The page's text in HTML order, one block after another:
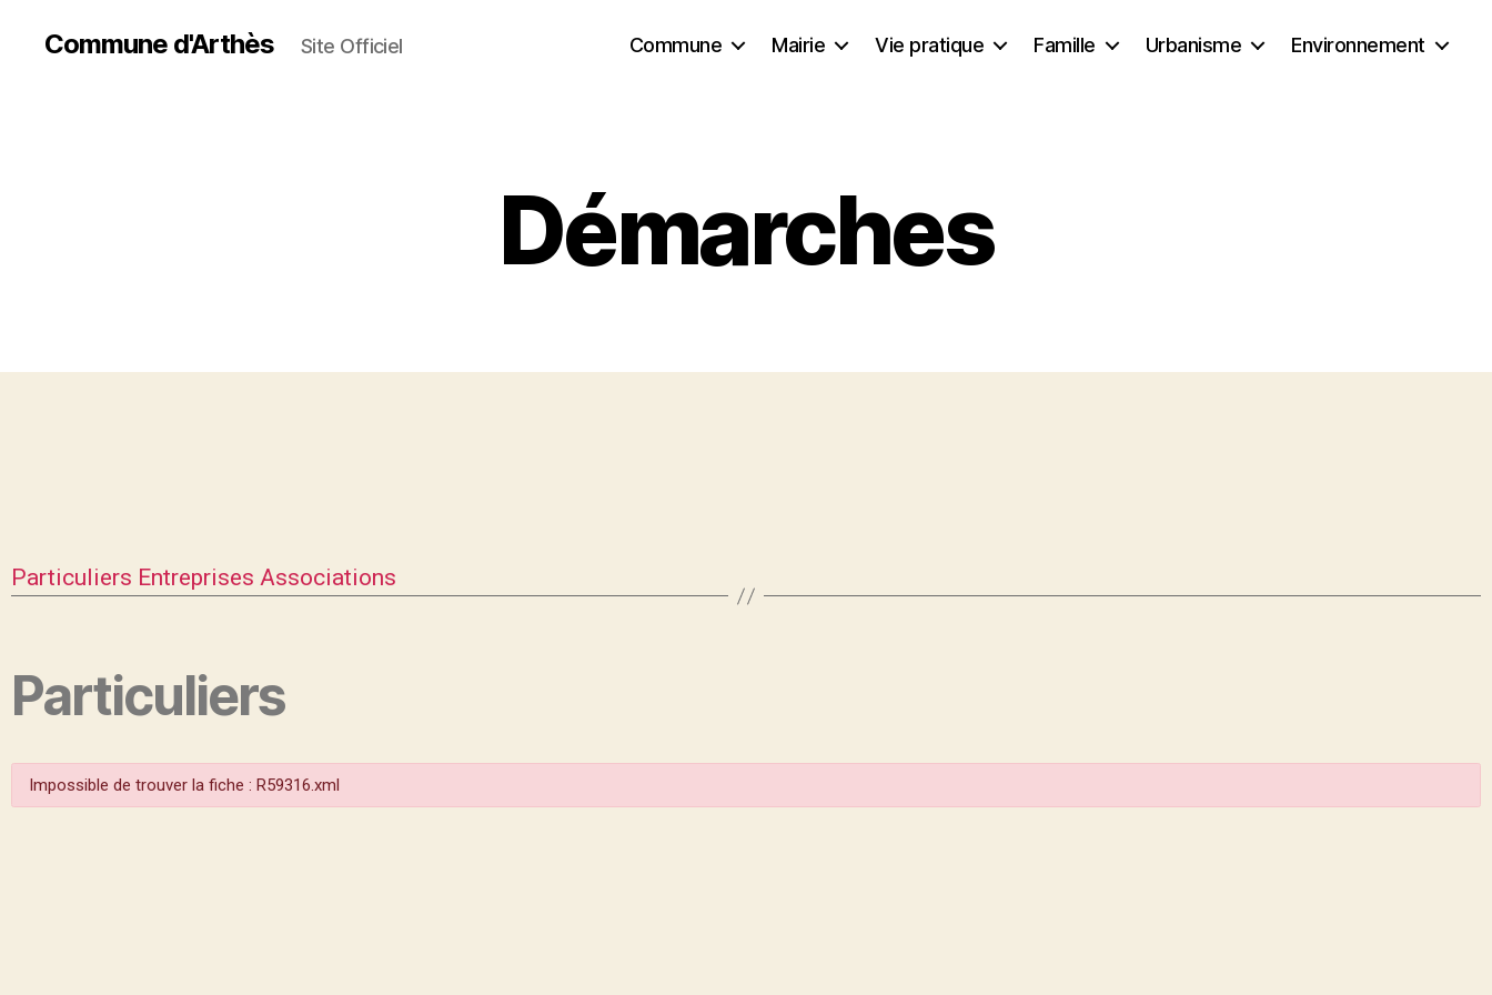
Commune d'Arthès Site Officiel Commune Mairie Vie pratique Famille Urbanisme Environnement
Démarches
Particuliers Entreprises Associations
Particuliers
Impossible de trouver la fiche : R59316.xml